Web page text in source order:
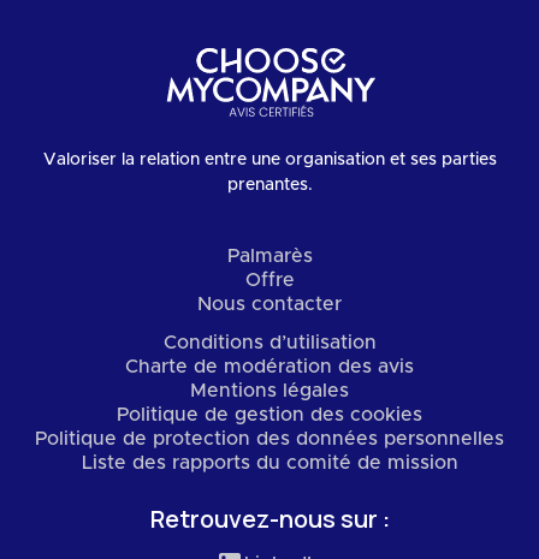
Valoriser la relation entre une organisation et ses parties
prenantes.
Palmarès
Offre
Nous contacter
Conditions d’utilisation
Charte de modération des avis
Mentions légales
Politique de gestion des cookies
Politique de protection des données personnelles
Liste des rapports du comité de mission
Retrouvez-nous sur :